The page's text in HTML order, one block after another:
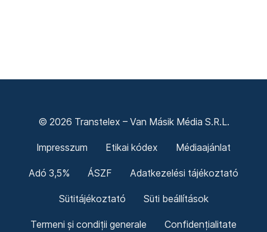
© 2026 Transtelex – Van Másik Média S.R.L.
Impresszum Etikai kódex Médiaajánlat
Adó 3,5% ÁSZF Adatkezelési tájékoztató
Sütitájékoztató Süti beállítások
Termeni și condiții generale Confidențialitate